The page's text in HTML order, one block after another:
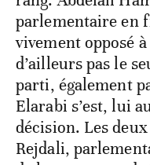
parlementaire en
vivement opposé
d’ailleurs pas le
parti, également
Elarabi s’est, lui
décision. Les
Rejdali,